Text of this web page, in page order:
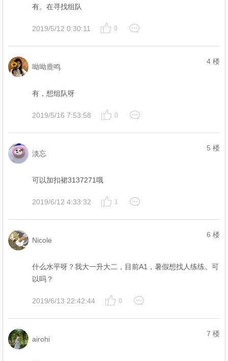
有。在寻找组队
2019/5/12 0:30:11 0
呦呦鹿鸣
4 楼
有，想组队呀
2019/5/16 7:53:58 0
淡忘
5 楼
可以加扣裙3137271哦
2019/6/12 4:33:32 1
Nicole
6 楼
什么水平呀？我大一升大二，目前A1，暑假想找人练练。可
以吗？
2019/6/13 22:42:44 0
airohi
7 楼